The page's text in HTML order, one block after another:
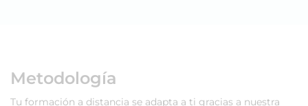
Metodología
Tu formación a distancia se adapta a ti gracias a nuestra